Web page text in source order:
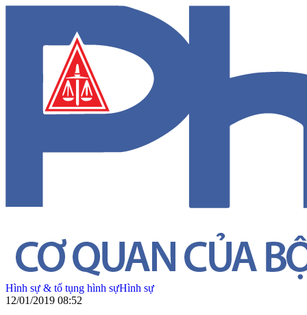
Hình sự & tố tụng hình sựHình sự
12/01/2019 08:52